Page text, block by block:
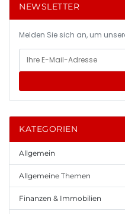
NEWSLETTER
Melden Sie sich an, um
KATEGORIEN
Allgemein
Allgemeine Themen
Finanzen & Immobilien